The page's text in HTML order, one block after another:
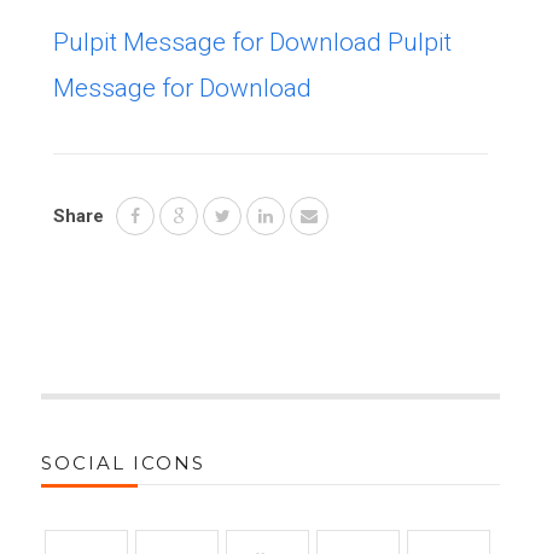
Pulpit Message for Download Pulpit
Message for Download
Share
SOCIAL ICONS